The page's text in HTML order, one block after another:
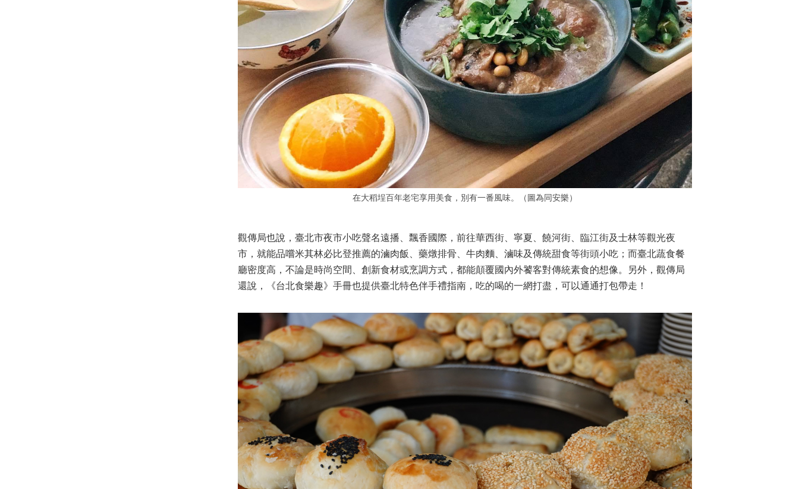
在大稻埕百年老宅享用美食，別有一番風味。（圖為同安樂）
觀傳局也說，臺北市夜市小吃聲名遠播、飄香國際，前往華西街、寧夏、饒河街、臨江街及士林等觀光夜
市，就能品嚐米其林必比登推薦的滷肉飯、藥燉排骨、牛肉麵、滷味及傳統甜食等街頭小吃；而臺北蔬食餐
廳密度高，不論是時尚空間、創新食材或烹調方式，都能顛覆國內外饕客對傳統素食的想像。另外，觀傳局
還說，《台北食樂趣》手冊也提供臺北特色伴手禮指南，吃的喝的一網打盡，可以通通打包帶走！